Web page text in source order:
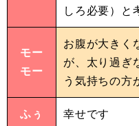
しろ必要）と
モー
モー
お腹が大きく
が、太り過ぎ
う気持ちの方
ふぅ 幸せです